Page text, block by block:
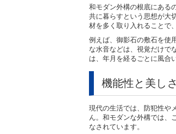
和モダン外構の根底にある
共に暮らすという思想が大
材を多く取り入れることで
例えば、御影石の敷石を使
な水音などは、視覚だけで
は、年月を経るごとに風合
機能性と美し
現代の生活では、防犯性や
ん。和モダンな外構では、
なされています。